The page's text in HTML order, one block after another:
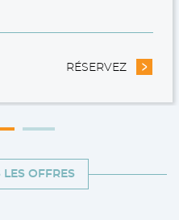
RÉSERVEZ -
LES OFFRES